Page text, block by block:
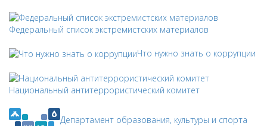
Федеральный список экстремистских материалов
Что нужно знать о коррупции
Национальный антитеррористический комитет
Департамент образования, культуры и спорта